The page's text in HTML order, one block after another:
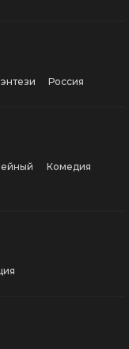
фэнтези Россия
комедия